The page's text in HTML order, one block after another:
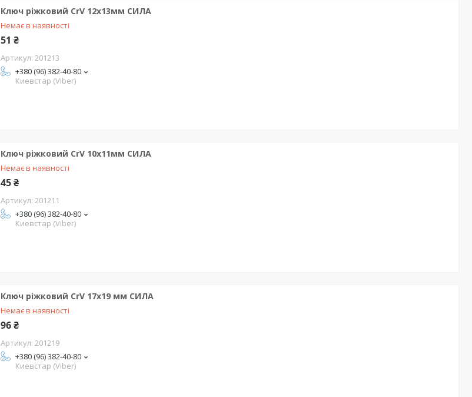
Ключ ріжковий CrV 12x13мм СИЛА
Немає в наявності
51 ₴
201213
+380 (96) 382-40-80
Киевстар (Viber)
Ключ ріжковий CrV 10x11мм СИЛА
Немає в наявності
45 ₴
201211
+380 (96) 382-40-80
Киевстар (Viber)
Ключ ріжковий CrV 17x19 мм СИЛА
Немає в наявності
96 ₴
201219
+380 (96) 382-40-80
Киевстар (Viber)